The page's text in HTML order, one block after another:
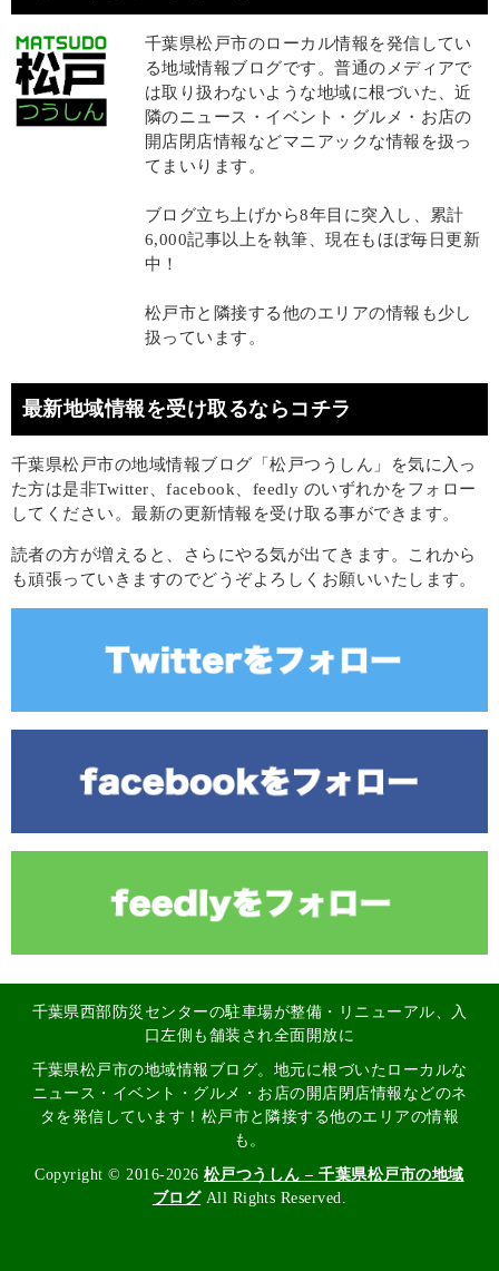
千葉県松戸市のローカル情報を発信してい
る地域情報ブログです。普通のメディアで
は取り扱わないような地域に根づいた、近
隣のニュース・イベント・グルメ・お店の
開店閉店情報などマニアックな情報を扱っ
てまいります。
ブログ立ち上げから8年目に突入し、累計
6,000記事以上を執筆、現在もほぼ毎日更新
中！
松戸市と隣接する他のエリアの情報も少し
扱っています。
最新地域情報を受け取るならコチラ
千葉県松戸市の地域情報ブログ「松戸つうしん」を気に入っ
た方は是非Twitter、facebook、feedly のいずれかをフォロー
してください。最新の更新情報を受け取る事ができます。
読者の方が増えると、さらにやる気が出てきます。これから
も頑張っていきますのでどうぞよろしくお願いいたします。
千葉県西部防災センターの駐車場が整備・リニューアル、入
口左側も舗装され全面開放に
千葉県松戸市の地域情報ブログ。地元に根づいたローカルな
ニュース・イベント・グルメ・お店の開店閉店情報などのネ
タを発信しています！松戸市と隣接する他のエリアの情報
も。
Copyright © 2016-2026 松戸つうしん – 千葉県松戸市の地域
ブログAll Rights Reserved.